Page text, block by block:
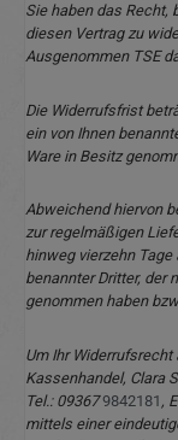
Sie haben das Recht,
diesen Vertrag zu
Ausgenommen TSE
Die Widerrufsfrist
ein von Ihnen
Ware in Besitz
Abweichend hiervon
zur regelmäßigen
hinweg vierzehn Tage
benannter Dritter, der
genommen haben
Um Ihr
Kassenhandel, Clara
Tel.: 093679842181 ,
mittels einer